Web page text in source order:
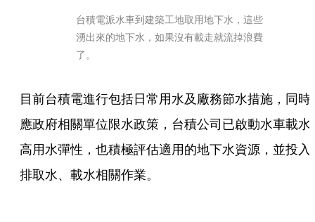
台積電派水車到建築工地取用地下水，這些
湧出來的地下水，如果沒有載走就流掉浪費
了。
目前台積電進行包括日常用水及廠務節水措施，同時
應政府相關單位限水政策，台積公司已啟動水車載水
高用水彈性，也積極評估適用的地下水資源，並投入
排取水、載水相關作業。